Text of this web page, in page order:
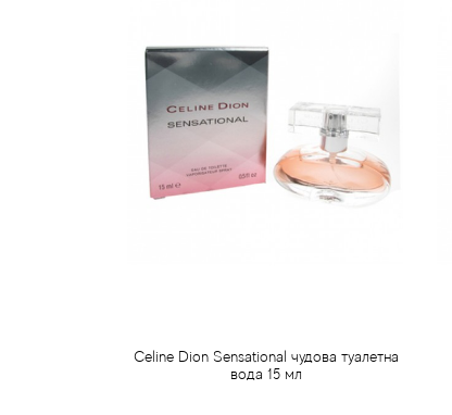
Celine Dion Sensational чудова туалетна
вода 15 мл